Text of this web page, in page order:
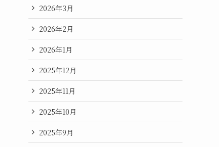
2026年3月
2026年2月
2026年1月
2025年12月
2025年11月
2025年10月
2025年9月